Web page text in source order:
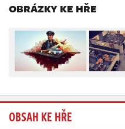
OBRÁZKY KE HŘE
OBSAH KE HŘE